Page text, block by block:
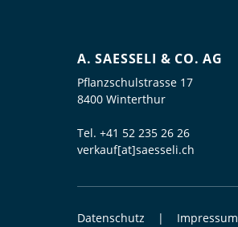
A. SAESSELI & CO. AG
Pflanzschulstrasse 17
8400 Winterthur
Tel. +41 52 235 26 26
verkauf[at]saesseli.ch
Datenschutz Impressum